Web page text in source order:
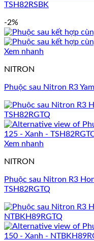
TSH82RSBK
-2%
Xem nhanh
NITRON
Phuộc sau Nitron R3
Xem nhanh
NITRON
Phuộc sau Nitron R3
TSH82RGTQ